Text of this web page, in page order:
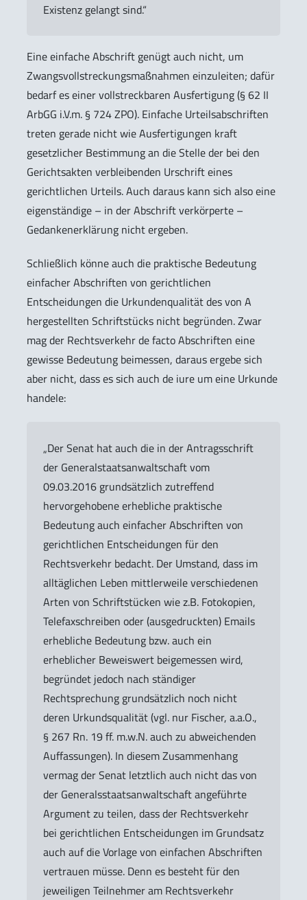
Existenz gelangt sind.“
Eine einfache Abschrift genügt auch nicht, um
Zwangsvollstreckungsmaßnahmen einzuleiten; dafür
bedarf es einer vollstreckbaren Ausfertigung (§ 62 II
ArbGG i.V.m. § 724 ZPO). Einfache Urteilsabschriften
treten gerade nicht wie Ausfertigungen kraft
gesetzlicher Bestimmung an die Stelle der bei den
Gerichtsakten verbleibenden Urschrift eines
gerichtlichen Urteils. Auch daraus kann sich also eine
eigenständige – in der Abschrift verkörperte –
Gedankenerklärung nicht ergeben.
Schließlich könne auch die praktische Bedeutung
einfacher Abschriften von gerichtlichen
Entscheidungen die Urkundenqualität des von A
hergestellten Schriftstücks nicht begründen. Zwar
mag der Rechtsverkehr de facto Abschriften eine
gewisse Bedeutung beimessen, daraus ergebe sich
aber nicht, dass es sich auch de iure um eine Urkunde
handele:
„Der Senat hat auch die in der Antragsschrift
der Generalstaatsanwaltschaft vom
09.03.2016 grundsätzlich zutreffend
hervorgehobene erhebliche praktische
Bedeutung auch einfacher Abschriften von
gerichtlichen Entscheidungen für den
Rechtsverkehr bedacht. Der Umstand, dass im
alltäglichen Leben mittlerweile verschiedenen
Arten von Schriftstücken wie z.B. Fotokopien,
Telefaxschreiben oder (ausgedruckten) Emails
erhebliche Bedeutung bzw. auch ein
erheblicher Beweiswert beigemessen wird,
begründet jedoch nach ständiger
Rechtsprechung grundsätzlich noch nicht
deren Urkundsqualität (vgl. nur Fischer, a.a.O.,
§ 267 Rn. 19 ff. m.w.N. auch zu abweichenden
Auffassungen). In diesem Zusammenhang
vermag der Senat letztlich auch nicht das von
der Generalsstaatsanwaltschaft angeführte
Argument zu teilen, dass der Rechtsverkehr
bei gerichtlichen Entscheidungen im Grundsatz
auch auf die Vorlage von einfachen Abschriften
vertrauen müsse. Denn es besteht für den
jeweiligen Teilnehmer am Rechtsverkehr